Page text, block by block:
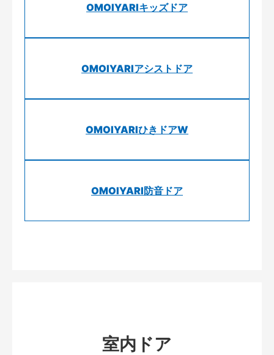
OMOIYARIキッズドア
OMOIYARIアシストドア
OMOIYARIひきドアW
OMOIYARI防音ドア
室内ドア